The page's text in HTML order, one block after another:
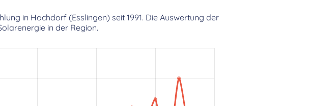
in Hochdorf (Esslingen) seit 1991. Die Auswertung der
in der Region.